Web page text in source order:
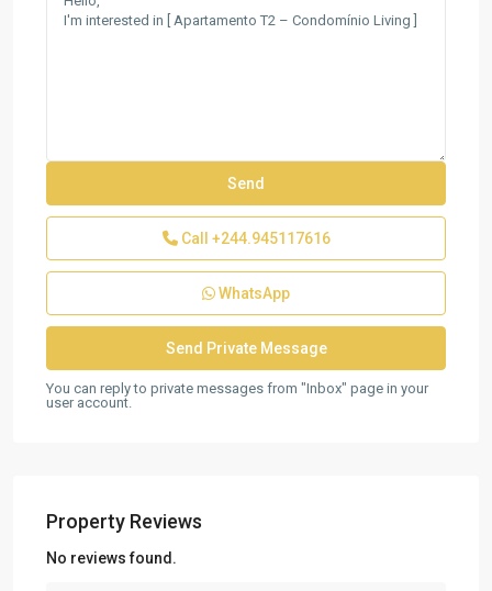
Call +244.945117616
WhatsApp
You can reply to private messages from "Inbox" page in your
user account.
Property Reviews
No reviews found.